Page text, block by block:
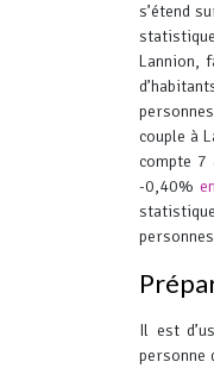
s’étend
Lannion,
couple à
compte 7
-0,40%
Il est
personne